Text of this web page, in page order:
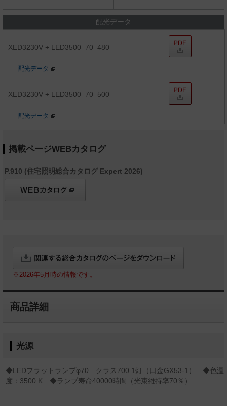
配光データ
XED3230V + LED3500_70_480
配光データ
XED3230V + LED3500_70_500
配光データ
掲載ページWEBカタログ
P.910 (住宅照明総合カタログ Expert 2026)
※2026年5月時の情報です。
商品詳細
光源
◆LEDフラットランプφ70 クラス700 1灯（口金GX53-1） ◆色温
度：3500 K ◆ランプ寿命40000時間（光束維持率70％）